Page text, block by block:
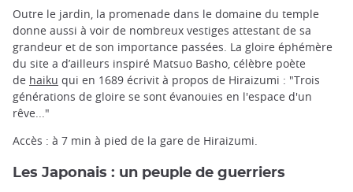
Outre le jardin, la promenade dans le domaine du temple
donne aussi à voir de nombreux vestiges attestant de sa
grandeur et de son importance passées. La gloire éphémère
du site a d’ailleurs inspiré Matsuo Basho, célèbre poète
de haiku qui en 1689 écrivit à propos de Hiraizumi : "Trois
générations de gloire se sont évanouies en l'espace d'un
rêve..."
Accès : à 7 min à pied de la gare de Hiraizumi.
Les Japonais : un peuple de guerriers